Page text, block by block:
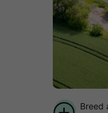
Breed